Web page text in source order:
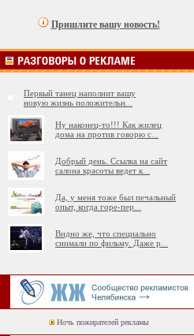
Пришлите вашу новость!
Первый танец наполнит вашу
новую жизнь положительн
Ну наконец-то!!! Как жилец
дома на против говорю с
Добрый день. Ссылка на сайт
салона красоты ведет к
Да, у меня тоже был печальный
опыт, когда горе-пер
Видно же, что специально
снимали по фильму. Даже р
Ночь пожирателей рекламы